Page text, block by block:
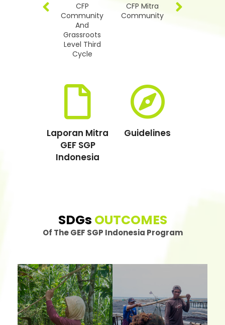
RFP National
CFP
Community
And
Grassroots
Level Third
Cycle
CFP Mitra
Community
Laporan Mitra
GEF SGP
Indonesia
Guidelines
SDGs OUTCOMES
Of The GEF SGP Indonesia Program